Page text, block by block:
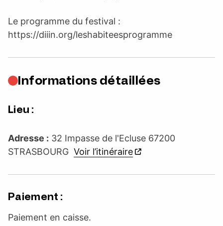
Le programme du festival :
https://diiin.org/leshabiteesprogramme
Informations détaillées
Lieu :
Adresse : 32 Impasse de l'Ecluse 67200
STRASBOURG Voir l’itinéraire
Paiement :
Paiement en caisse.